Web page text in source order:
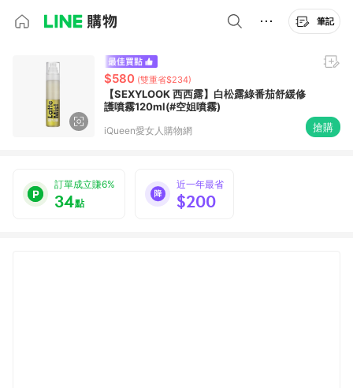
筆記
$580 (雙重省$234)
【SEXYLOOK 西西露】白松露綠番茄舒緩修
護噴霧120ml(#空姐噴霧)
iQueen愛女人購物網 搶購
訂單成立賺6%
34點
近一年最省
$200